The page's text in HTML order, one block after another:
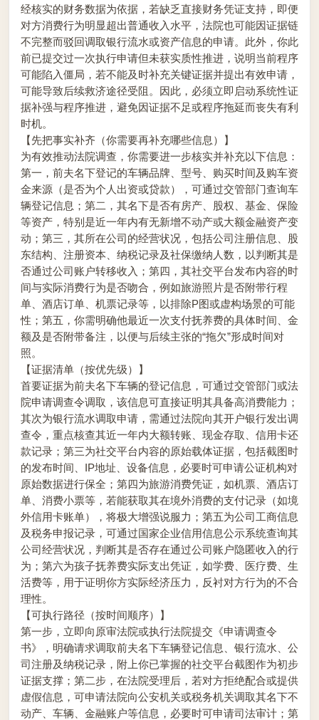
经核实的财务数据为依据，若缺乏直接财务凭证支持，即便
对方消费行为明显超出普通收入水平，法院也可能因证据链
不完整而驳回调取银行流水或资产信息的申请。此外，你此
前已提交过一次执行申请但未获实质性推进，说明当前程序
可能陷入僵局，若不能及时补充关键证据并提出有效申请，
可能导致后续救济途径受阻。因此，必须立即启动系统性证
据补强与程序推进，避免因证据不足或程序拖延而丧失有利
时机。
【先把事实补齐（你需要再补充哪些信息）】
为有效推动法院调查，你需要进一步核实并补充以下信息：
第一，前夫名下登记的车辆品牌、型号、购买时间及购车资
金来源（是否为个人出资或贷款），可通过交管部门查询车
辆登记信息；第二，其名下是否有房产、股权、基金、保险
等资产，特别是近一年内有无新增不动产或大额金融资产变
动；第三，其所在公司的经营状况，包括公司注册信息、股
东结构、注册资本、纳税记录及社保缴纳人数，以判断其是
否通过公司账户转移收入；第四，其社交平台发布内容的时
间与实际消费行为是否吻合，例如旅游照片是否附带行程
单、酒店订单、机票记录等，以排除P图或虚构场景的可能
性；第五，你需明确他最近一次支付抚养费的具体时间、金
额及是否附带备注，以便与后续主张的“拖欠”形成时间对
照。
【证据清单（按优先级）】
首要证据为前夫名下车辆的登记信息，可通过交管部门或法
院申请调查令调取，该信息可直接证明其具备高消费能力；
其次为银行流水调取申请，需通过法院向其开户银行发出调
查令，重点核查其近一年内大额转账、现金存取、信用卡还
款记录；第三为社交平台内容的原始载体证据，包括截图时
的发布时间、IP地址、设备信息，必要时可申请公证机构对
原始数据进行保全；第四为旅游消费凭证，如机票、酒店订
单、消费小票等，若能获取其在境外消费的支付记录（如境
外信用卡账单），将极大增强说服力；第五为公司工商信息
及税务申报记录，可通过国家企业信用信息公示系统查询其
公司经营状况，判断其是否存在通过公司账户隐匿收入的行
为；第六为孩子抚养费实际支出凭证，如学费、医疗费、生
活费等，用于证明你方实际经济压力，反衬对方行为的不合
理性。
【可执行路径（按时间顺序）】
第一步，立即向原审法院或执行法院提交《申请调查令
书》，明确请求调取前夫名下车辆登记信息、银行流水、公
司注册及纳税记录，附上你已掌握的社交平台截图作为初步
证据支撑；第二步，在法院受理后，若对方拒绝配合或提供
虚假信息，可申请法院向公安机关或税务机关调取其名下不
动产、车辆、金融账户等信息，必要时可申请司法审计；第